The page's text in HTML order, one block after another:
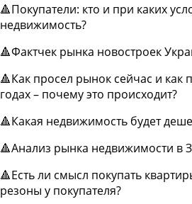
🔺Покупатели: кто и при каких
недвижимость?
🔺Фактчек рынка новостроек
🔺Как просел рынок сейчас и как
годах – почему это происходит?
🔺Какая недвижимость будет
🔺Анализ рынка недвижимости в
🔺Есть ли смысл покупать
резоны у покупателя?